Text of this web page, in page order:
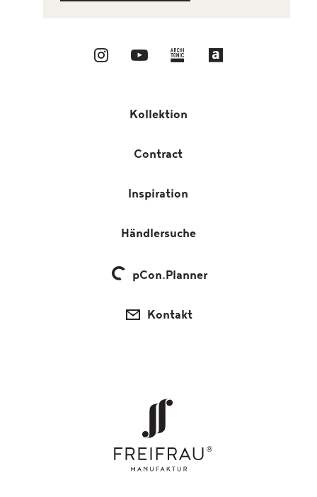
Kollektion
Contract
Inspiration
Händlersuche
pCon.Planner
Kontakt